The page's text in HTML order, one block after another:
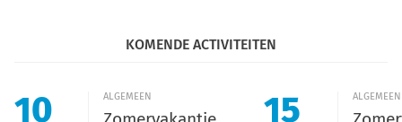
KOMENDE ACTIVITEITEN
10 ALGEMEEN 15 ALGEMEEN